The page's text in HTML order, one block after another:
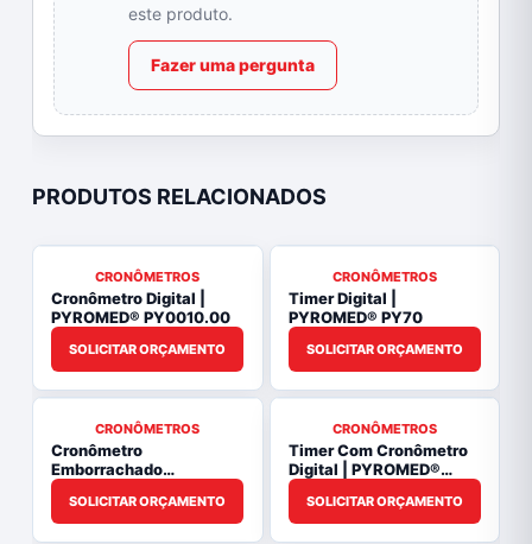
este produto.
Fazer uma pergunta
PRODUTOS RELACIONADOS
CRONÔMETROS
Cronômetro Digital |
PYROMED® PY0010.00
SOLICITAR ORÇAMENTO
CRONÔMETROS
Timer Digital |
PYROMED® PY70
SOLICITAR ORÇAMENTO
CRONÔMETROS
Cronômetro
Emborrachado
Resistente à Água |
PYROMED® PY71
SOLICITAR ORÇAMENTO
CRONÔMETROS
Timer Com Cronômetro
Digital | PYROMED®
PY7651.02
SOLICITAR ORÇAMENTO